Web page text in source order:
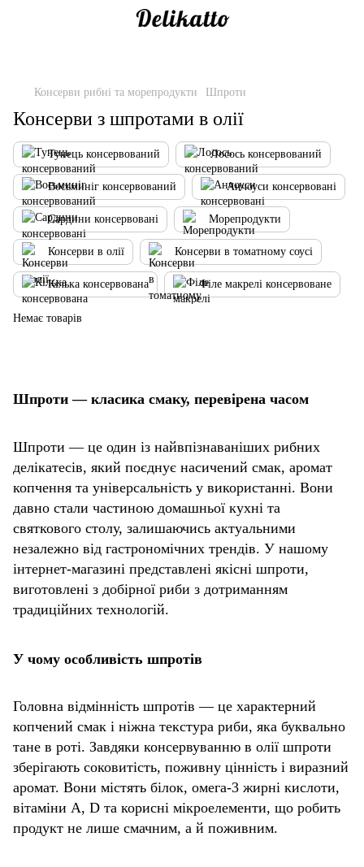
Консерви рибні та морепродукти Шпроти
Консерви з шпротами в олії
Тунець консервований Лосось консервований
Восьминіг консервований Анчоуси консервовані
Сардини консервовані Морепродукти
Консерви в олії Консерви в томатному соусі
Кілька консервована Філе макрелі консервоване
Немає товарів
Шпроти — класика смаку, перевірена часом
Шпроти — це один із найвпізнаваніших рибних
делікатесів, який поєднує насичений смак, аромат
копчення та універсальність у використанні. Вони
давно стали частиною домашньої кухні та
святкового столу, залишаючись актуальними
незалежно від гастрономічних трендів. У нашому
інтернет-магазині представлені якісні шпроти,
виготовлені з добірної риби з дотриманням
традиційних технологій.
У чому особливість шпротів
Головна відмінність шпротів — це характерний
копчений смак і ніжна текстура риби, яка буквально
тане в роті. Завдяки консервуванню в олії шпроти
зберігають соковитість, поживну цінність і виразний
аромат. Вони містять білок, омега-3 жирні кислоти,
вітаміни A, D та корисні мікроелементи, що робить
продукт не лише смачним, а й поживним.